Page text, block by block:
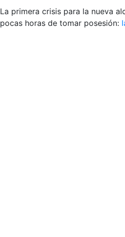
La primera crisis para la nueva
pocas horas de tomar posesión: